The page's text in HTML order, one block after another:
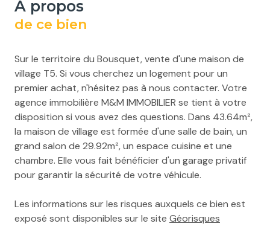
a propos
de ce bien
Sur le territoire du Bousquet, vente d'une maison de
village T5. Si vous cherchez un logement pour un
premier achat, n'hésitez pas à nous contacter. Votre
agence immobilière M&M IMMOBILIER se tient à votre
disposition si vous avez des questions. Dans 43.64m²,
la maison de village est formée d'une salle de bain, un
grand salon de 29.92m², un espace cuisine et une
chambre. Elle vous fait bénéficier d'un garage privatif
pour garantir la sécurité de votre véhicule.
Les informations sur les risques auxquels ce bien est
exposé sont disponibles sur le site Géorisques